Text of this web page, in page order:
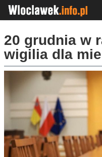
20 grudnia w
wigilia dla